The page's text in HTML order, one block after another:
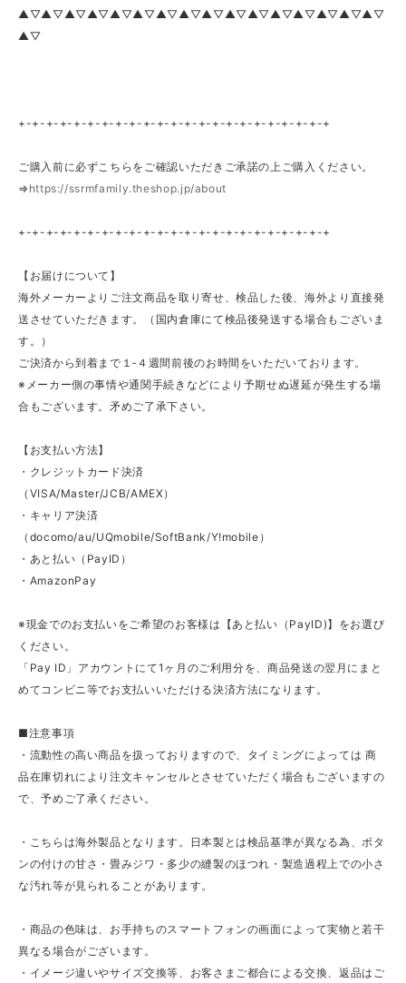
▲▽▲▽▲▽▲▽▲▽▲▽▲▽▲▽▲▽▲▽▲▽▲▽▲▽▲▽▲▽▲▽
▲▽
+-+-+-+-+-+-+-+-+-+-+-+-+-+-+-+-+-+-+-+-+-+-+
ご購入前に必ずこちらをご確認いただきご承諾の上ご購入ください。
⇒ https://ssrmfamily.theshop.jp/about
+-+-+-+-+-+-+-+-+-+-+-+-+-+-+-+-+-+-+-+-+-+-+
【お届けについて】
海外メーカーよりご注文商品を取り寄せ、検品した後、海外より直接発
送させていただきます。（国内倉庫にて検品後発送する場合もございま
す。）
ご決済から到着まで１‐４週間前後のお時間をいただいております。
※メーカー側の事情や通関手続きなどにより予期せぬ遅延が発生する場
合もございます。矛めご了承下さい。
【お支払い方法】
・クレジットカード決済
（VISA/Master/JCB/AMEX）
・キャリア決済
（docomo/au/UQmobile/SoftBank/Y!mobile）
・あと払い（PayID）
・AmazonPay
※現金でのお支払いをご希望のお客様は【あと払い（PayID)】をお選び
ください。
「Pay ID」アカウントにて1ヶ月のご利用分を、商品発送の翌月にまと
めてコンビニ等でお支払いいただける決済方法になります。
■注意事項
・流動性の高い商品を扱っておりますので、タイミングによっては 商
品在庫切れにより注文キャンセルとさせていただく場合もございますの
で、予めご了承ください。
・こちらは海外製品となります。日本製とは検品基準が異なる為、ボタ
ンの付けの甘さ・畳みジワ・多少の縫製のほつれ・製造過程上での小さ
な汚れ等が見られることがあります。
・商品の色味は、お手持ちのスマートフォンの画面によって実物と若干
異なる場合がございます。
・イメージ違いやサイズ交換等、お客さまご都合による交換、返品はご